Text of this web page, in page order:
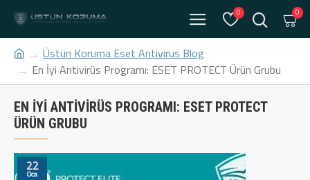
0 0
Üstün Koruma Eset Antivirus Blog
En İyi Antivirüs Programı: ESET PROTECT Ürün Grubu
EN İYI ANTIVIRÜS PROGRAMI: ESET PROTECT
ÜRÜN GRUBU
22
Oca